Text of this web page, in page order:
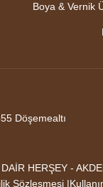
Boya & Vernik
Döşemealtı
HERŞEY -
Sözleşmesi